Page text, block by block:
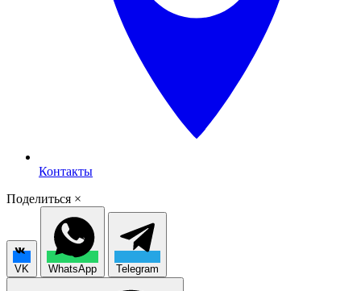
Контакты
Поделиться ×
VK WhatsApp Telegram